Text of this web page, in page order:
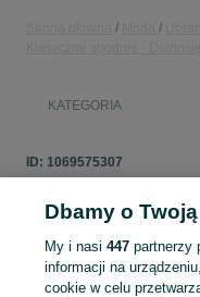
KATEGORIA
ID: 1069575307
Zaloguj się lub załóż
sprzedającym
Dbamy o
My i nasi447 partnerzy
informacji na
cookie w celu